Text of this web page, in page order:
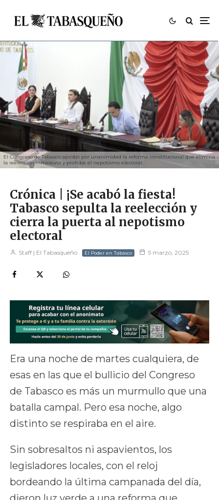
El Congreso de Tabasco aprobó por unanimidad la reforma constitucional que elimina
la reelección inmediata y prohíbe el nepotismo electoral.
Crónica | ¡Se acabó la fiesta!
Tabasco sepulta la reelección y
cierra la puerta al nepotismo
electoral
Staff | El Tabasqueño El Poder en Tabasco 5 marzo, 2025
Era una noche de martes cualquiera, de
esas en las que el bullicio del Congreso
de Tabasco es más un murmullo que una
batalla campal. Pero esa noche, algo
distinto se respiraba en el aire.
Sin sobresaltos ni aspavientos, los
legisladores locales, con el reloj
bordeando la última campanada del día,